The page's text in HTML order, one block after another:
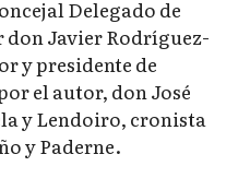
Delegado de
Javier Rodríguez-
y presidente de
el autor, don José
y Lendoiro, cronista
y Paderne.